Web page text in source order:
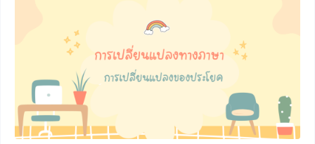
ขึ้นแท็กซี่ และในกิจกรรมอื่นๆอีกมากมาย หากว่าพร้อมแล้วก็
ไปลุยกันเลย รูปแบบและโครงสร้างประโยคคำสั่ง Imperative
sentence คือประโยคที่เจอบ่อยเมื่อต้องพูด ให้คำคำปรึกษา
+1